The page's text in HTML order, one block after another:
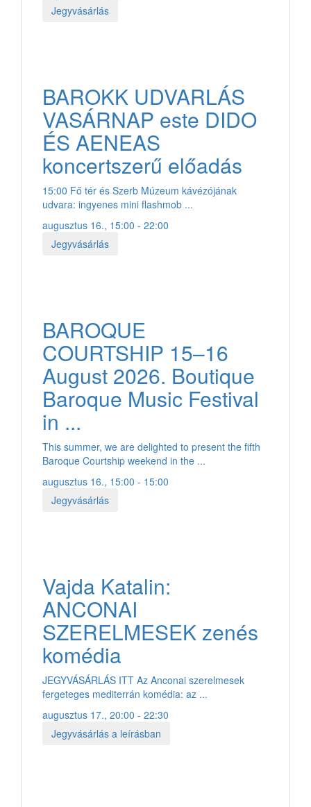
Jegyvásárlás
BAROKK UDVARLÁS
VASÁRNAP este DIDO
ÉS AENEAS
koncertszerű előadás
15:00 Fő tér és Szerb Múzeum kávézójának
udvara: ingyenes mini flashmob ...
augusztus 16., 15:00 - 22:00
Jegyvásárlás
BAROQUE
COURTSHIP 15–16
August 2026. Boutique
Baroque Music Festival
in ...
This summer, we are delighted to present the fifth
Baroque Courtship weekend in the ...
augusztus 16., 15:00 - 15:00
Jegyvásárlás
Vajda Katalin:
ANCONAI
SZERELMESEK zenés
komédia
JEGYVÁSÁRLÁS ITT Az Anconai szerelmesek
fergeteges mediterrán komédia: az ...
augusztus 17., 20:00 - 22:30
Jegyvásárlás a leírásban